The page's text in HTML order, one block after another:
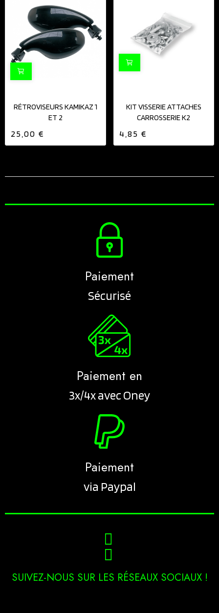
RÉTROVISEURS KAMIKAZ 1
ET 2
25,00 €
KIT VISSERIE ATTACHES
CARROSSERIE K2
4,85 €
Paiement
Sécurisé
Paiement en
3x/4x avec Oney
Paiement
via Paypal
SUIVEZ-NOUS SUR LES RÉSEAUX SOCIAUX !